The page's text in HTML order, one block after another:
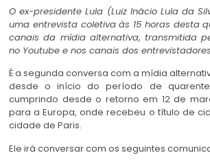
O ex-presidente Lula (Luiz Inácio Lula da
uma entrevista coletiva às 15 horas desta
canais da mídia alternativa, transmitida
no Youtube e nos canais dos entrevistadores
É a segunda conversa com a mídia
desde o início do período de
cumprindo desde o retorno em 12 de
para a Europa, onde recebeu o título de
cidade de Paris.
Ele irá conversar com os seguintes